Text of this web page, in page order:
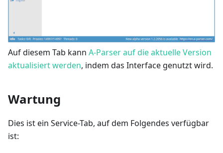
Auf diesem Tab kann A-Parser auf die aktuelle Version
aktualisiert werden, indem das Interface genutzt wird.
Wartung
Dies ist ein Service-Tab, auf dem Folgendes verfügbar
ist: